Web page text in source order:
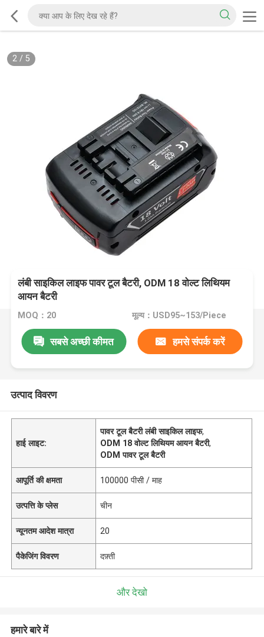
2/ 5
लंबी साइकिल लाइफ पावर टूल बैटरी, ODM 18 वोल्ट लिथियम
आयन बैटरी
MOQ：20 मूल्य：USD95~153/Piece
सबसे अच्छी कीमत हमसे संपर्क करें
उत्पाद विवरण
हाई लाइट:
पावर टूल बैटरी लंबी साइकिल लाइफ,
ODM 18 वोल्ट लिथियम आयन बैटरी,
ODM पावर टूल बैटरी
आपूर्ति की क्षमता 100000 पीसी / माह
उत्पत्ति के प्लेस चीन
न्यूनतम आदेश मात्रा 20
पैकेजिंग विवरण दफ़्ती
और देखो
हमारे बारे में